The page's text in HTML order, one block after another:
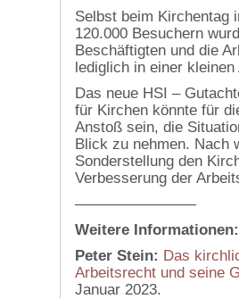
Selbst beim Kirchentag
120.000 Besuchern
Beschäftigten und die
lediglich in einer
Das neue HSI –
für Kirchen könnte für
Anstoß sein, die
Blick zu nehmen. Nach
Sonderstellung den
Verbesserung der
————————
Weitere Informationen:
Peter Stein: Das
Arbeitsrecht und seine
Januar 2023.